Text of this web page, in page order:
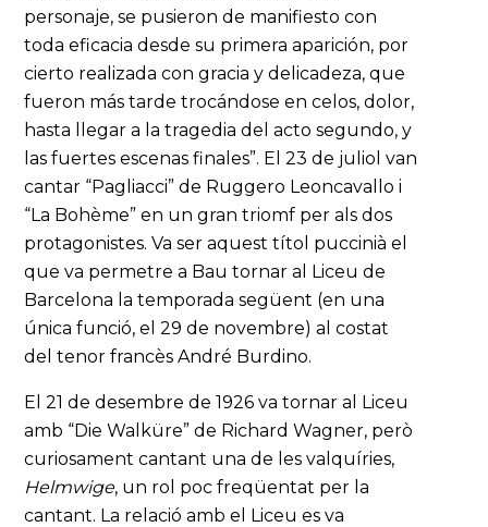
personaje, se pusieron de manifiesto con
toda eficacia desde su primera aparición, por
cierto realizada con gracia y delicadeza, que
fueron más tarde trocándose en celos, dolor,
hasta llegar a la tragedia del acto segundo, y
las fuertes escenas finales”. El 23 de juliol van
cantar “Pagliacci” de Ruggero Leoncavallo i
“La Bohème” en un gran triomf per als dos
protagonistes. Va ser aquest títol puccinià el
que va permetre a Bau tornar al Liceu de
Barcelona la temporada següent (en una
única funció, el 29 de novembre) al costat
del tenor francès André Burdino.
El 21 de desembre de 1926 va tornar al Liceu
amb “Die Walküre” de Richard Wagner, però
curiosament cantant una de les valquíries,
Helmwige, un rol poc freqüentat per la
cantant. La relació amb el Liceu es va